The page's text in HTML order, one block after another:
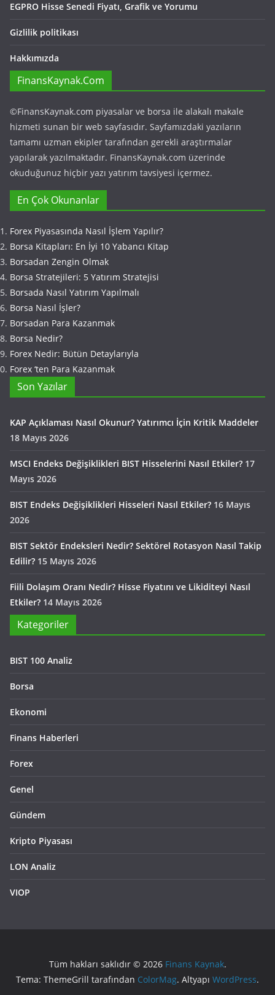
EGPRO Hisse Senedi Fiyatı, Grafik ve Yorumu
Gizlilik politikası
Hakkımızda
FinansKaynak.Com
©FinansKaynak.com piyasalar ve borsa ile alakalı makale
hizmeti sunan bir web sayfasıdır. Sayfamızdaki yazıların
tamamı uzman ekipler tarafından gerekli araştırmalar
yapılarak yazılmaktadır. FinansKaynak.com üzerinde
okuduğunuz hiçbir yazı yatırım tavsiyesi içermez.
En Çok Okunanlar
Forex Piyasasında Nasıl İşlem Yapılır?
Borsa Kitapları: En İyi 10 Yabancı Kitap
Borsadan Zengin Olmak
Borsa Stratejileri: 5 Yatırım Stratejisi
Borsada Nasıl Yatırım Yapılmalı
Borsa Nasıl İşler?
Borsadan Para Kazanmak
Borsa Nedir?
Forex Nedir: Bütün Detaylarıyla
Forex ‘ten Para Kazanmak
Son Yazılar
KAP Açıklaması Nasıl Okunur? Yatırımcı İçin Kritik Maddeler
18 Mayıs 2026
MSCI Endeks Değişiklikleri BIST Hisselerini Nasıl Etkiler? 17
Mayıs 2026
BIST Endeks Değişiklikleri Hisseleri Nasıl Etkiler? 16 Mayıs
2026
BIST Sektör Endeksleri Nedir? Sektörel Rotasyon Nasıl Takip
Edilir? 15 Mayıs 2026
Fiili Dolaşım Oranı Nedir? Hisse Fiyatını ve Likiditeyi Nasıl
Etkiler? 14 Mayıs 2026
Kategoriler
BIST 100 Analiz
Borsa
Ekonomi
Finans Haberleri
Forex
Genel
Gündem
Kripto Piyasası
LON Analiz
VIOP
Tüm hakları saklıdır © 2026 Finans Kaynak.
Tema: ThemeGrill tarafından ColorMag. Altyapı WordPress.